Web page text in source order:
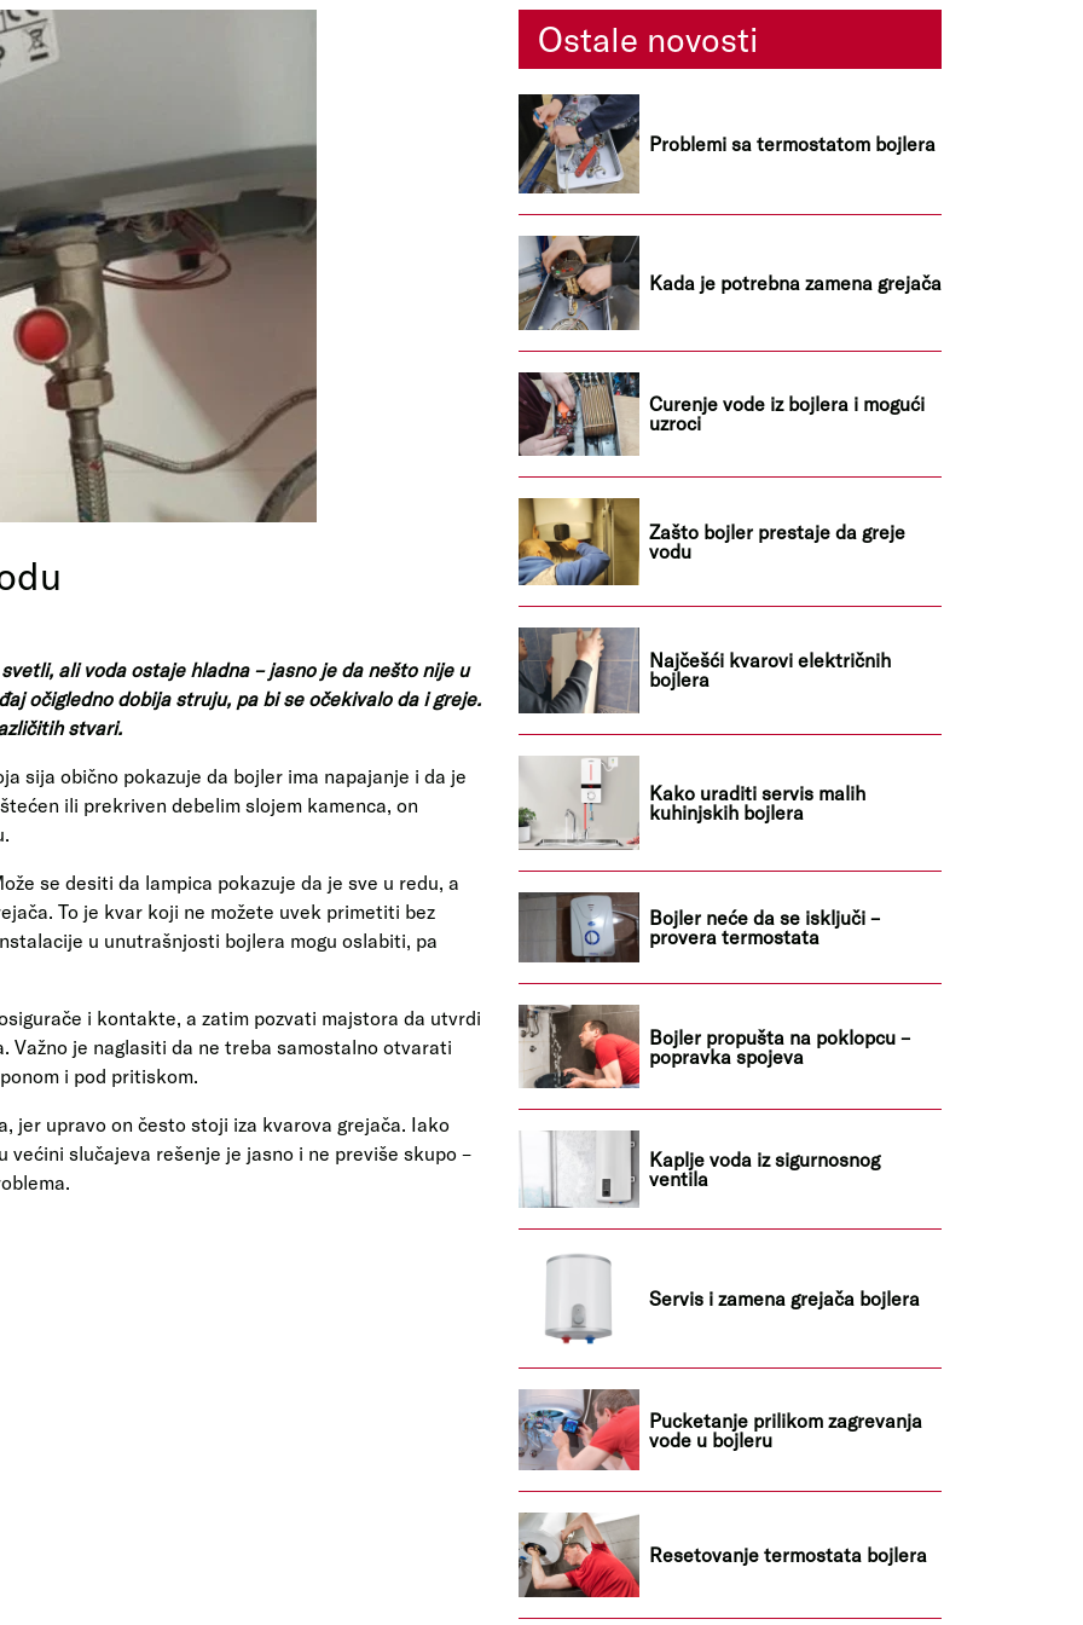
ali voda ostaje hladna – jasno je da nešto nije u
očigledno dobija struju, pa bi se očekivalo da i greje.
stvari.
sija obično pokazuje da bojler ima napajanje i da je
ili prekriven debelim slojem kamenca, on
se desiti da lampica pokazuje da je sve u redu, a
To je kvar koji ne možete uvek primetiti bez
u unutrašnjosti bojlera mogu oslabiti, pa
i kontakte, a zatim pozvati majstora da utvrdi
Važno je naglasiti da ne treba samostalno otvarati
i pod pritiskom.
jer upravo on često stoji iza kvarova grejača. Iako
većini slučajeva rešenje je jasno i ne previše skupo –
Ostale novosti
Problemi sa termostatom bojlera
Kada je potrebna zamena grejača
Curenje vode iz bojlera i mogući
uzroci
Zašto bojler prestaje da greje
vodu
Najčešći kvarovi električnih
bojlera
Kako uraditi servis malih
kuhinjskih bojlera
Bojler neće da se isključi –
provera termostata
Bojler propušta na poklopcu –
popravka spojeva
Kaplje voda iz sigurnosnog
ventila
Servis i zamena grejača bojlera
Pucketanje prilikom zagrevanja
vode u bojleru
Resetovanje termostata bojlera